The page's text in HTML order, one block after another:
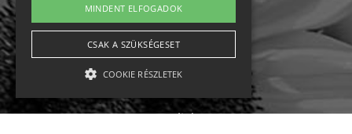
Impresszum-kapcsolat
Jogi nyilatkozat
English
MINDENT ELFOGADOK
CSAK A SZÜKSÉGESET
COOKIE RÉSZLETEK